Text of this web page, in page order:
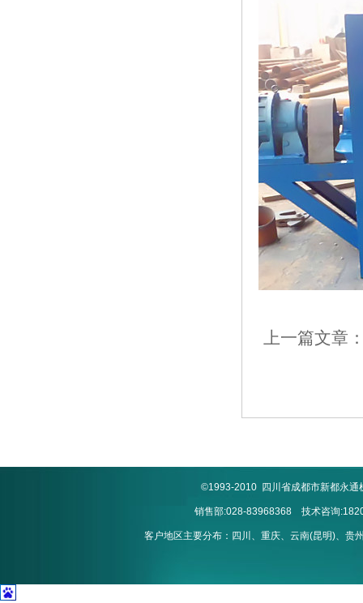
上一篇文章
©1993-2010 四川省成都市新都永
销售部:028-83968368 技术咨询
客户地区主要分布：四川、重庆、云南(昆明)、贵